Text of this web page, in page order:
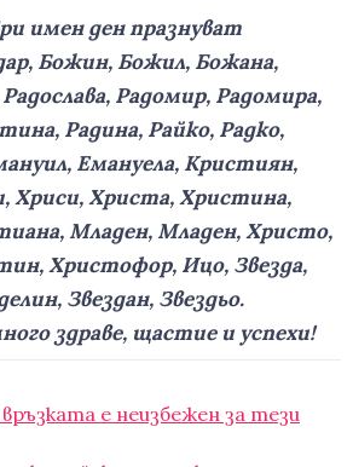
имен ден празнуват
Божин, Божил, Божана,
Радомир, Радомира,
Радина, Райко, Радко,
Емануела, Кристиян,
Хриси, Христа, Христина,
Младен, Младен, Христо,
Христофор, Ицо, Звезда,
Звездан, Звездьо.
здраве, щастие и успехи!
е неизбежен за тези